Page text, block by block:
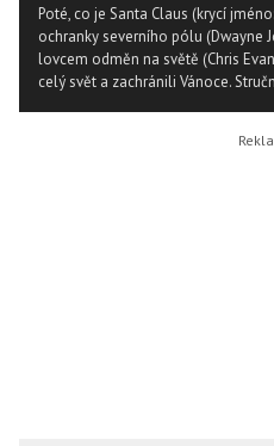
Poté, co je Santa Claus (krycí
ochranky severního pólu (Dwayne
lovcem odměn na světě (Chris
celý svět a zachránili Vánoce.